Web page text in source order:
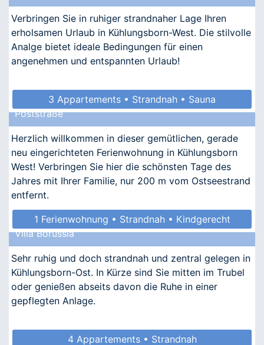
Verbringen Sie in ruhiger strandnaher Lage Ihren
erholsamen Urlaub in Kühlungsborn-West. Die stilvolle
Analge bietet ideale Bedingungen für einen
angenehmen und entspannten Urlaub!
3 Appartements • Strandnah • Sauna
Poststraße
Herzlich willkommen in dieser gemütlichen, gerade
neu eingerichteten Ferienwohnung in Kühlungsborn
West! Verbringen Sie hier die schönsten Tage des
Jahres mit Ihrer Familie, nur 200 m vom Ostseestrand
entfernt.
1 Ferienwohnung • Strandnah • Kindgerecht
Villa Borussia
Sehr ruhig und doch strandnah und zentral gelegen in
Kühlungsborn-Ost. In Kürze sind Sie mitten im Trubel
oder genießen abseits davon die Ruhe in einer
gepflegten Anlage.
4 Appartements • Strandnah